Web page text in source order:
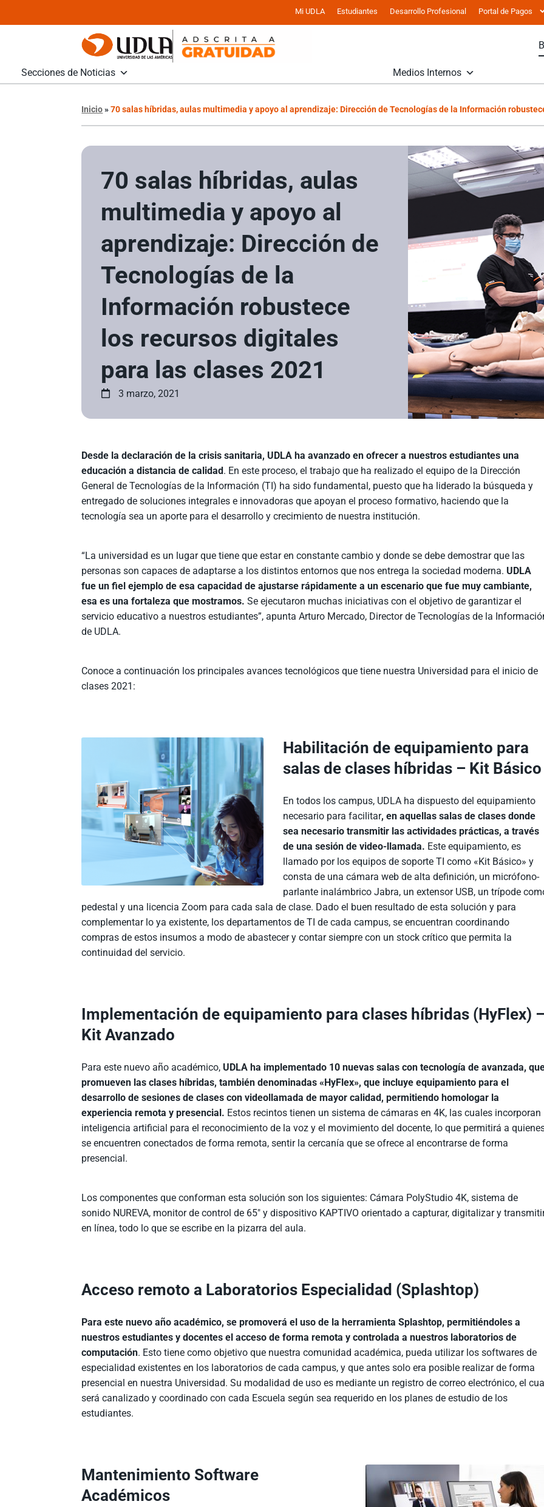
Mi UDLA Estudiantes Desarrollo Profesional Portal de Pagos
Secciones de Noticias Medios Internos
Inicio»70 salas híbridas, aulas multimedia y apoyo al aprendizaje: Dirección de Tecnologías de la Información
70 salas híbridas, aulas
multimedia y apoyo al
aprendizaje: Dirección de
Tecnologías de la
Información robustece
los recursos digitales
para las clases 2021
3 marzo, 2021
Desde la declaración de la crisis sanitaria, UDLA ha avanzado en ofrecer a nuestros estudiantes una
educación a distancia de calidad. En este proceso, el trabajo que ha realizado el equipo de la Dirección
General de Tecnologías de la Información (TI) ha sido fundamental, puesto que ha liderado la búsqueda y
entregado de soluciones integrales e innovadoras que apoyan el proceso formativo, haciendo que la
tecnología sea un aporte para el desarrollo y crecimiento de nuestra institución.
“La universidad es un lugar que tiene que estar en constante cambio y donde se debe demostrar que las
personas son capaces de adaptarse a los distintos entornos que nos entrega la sociedad moderna. UDLA
fue un fiel ejemplo de esa capacidad de ajustarse rápidamente a un escenario que fue muy cambiante,
esa es una fortaleza que mostramos.Se ejecutaron muchas iniciativas con el objetivo de garantizar el
servicio educativo a nuestros estudiantes”, apunta Arturo Mercado, Director de Tecnologías de la
de UDLA.
Conoce a continuación los principales avances tecnológicos que tiene nuestra Universidad para el inicio de
clases 2021:
Habilitación de equipamiento para
salas de clases híbridas – Kit Básico
En todos los campus, UDLA ha dispuesto del equipamiento
necesario para facilitar, en aquellas salas de clases donde
sea necesario transmitir las actividades prácticas, a través
de una sesión de video-llamada. Este equipamiento, es
llamado por los equipos de soporte TI como «Kit Básico» y
consta de una cámara web de alta definición, un micrófono-
parlante inalámbrico Jabra, un extensor USB, un trípode
pedestal y una licencia Zoom para cada sala de clase. Dado el buen resultado de esta solución y para
complementar lo ya existente, los departamentos de TI de cada campus, se encuentran coordinando
compras de estos insumos a modo de abastecer y contar siempre con un stock crítico que permita la
continuidad del servicio.
Implementación de equipamiento para clases híbridas (HyFlex)
Kit Avanzado
Para este nuevo año académico, UDLA ha implementado 10 nuevas salas con tecnología de avanzada,
promueven las clases híbridas, también denominadas «HyFlex», que incluye equipamiento para el
desarrollo de sesiones de clases con videollamada de mayor calidad, permitiendo homologar la
experiencia remota y presencial. Estos recintos tienen un sistema de cámaras en 4K, las cuales incorporan
inteligencia artificial para el reconocimiento de la voz y el movimiento del docente, lo que permitirá a
se encuentren conectados de forma remota, sentir la cercanía que se ofrece al encontrarse de forma
presencial.
Los componentes que conforman esta solución son los siguientes: Cámara PolyStudio 4K, sistema de
sonido NUREVA, monitor de control de 65″ y dispositivo KAPTIVO orientado a capturar, digitalizar y
en línea, todo lo que se escribe en la pizarra del aula.
Acceso remoto a Laboratorios Especialidad (Splashtop)
Para este nuevo año académico, se promoverá el uso de la herramienta Splashtop, permitiéndoles a
nuestros estudiantes y docentes el acceso de forma remota y controlada a nuestros laboratorios de
computación. Esto tiene como objetivo que nuestra comunidad académica, pueda utilizar los softwares de
especialidad existentes en los laboratorios de cada campus, y que antes solo era posible realizar de forma
presencial en nuestra Universidad. Su modalidad de uso es mediante un registro de correo electrónico, el
será canalizado y coordinado con cada Escuela según sea requerido en los planes de estudio de los
estudiantes.
Mantenimiento Software
Académicos